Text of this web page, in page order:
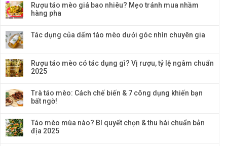
Rượu táo mèo giá bao nhiêu? Mẹo tránh mua nhầm
hàng pha
Tác dụng của dấm táo mèo dưới góc nhìn chuyên gia
Rượu táo mèo có tác dụng gì? Vị rượu, tỷ lệ ngâm chuẩn
2025
Trà táo mèo: Cách chế biến & 7 công dụng khiến bạn
bất ngờ!
Táo mèo mùa nào? Bí quyết chọn & thu hái chuẩn bản
địa 2025